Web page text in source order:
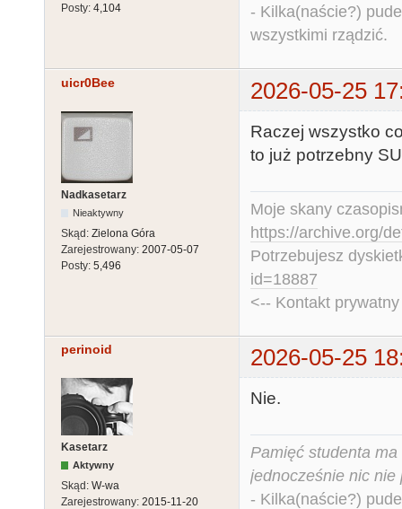
Posty: 4,104
- Kilka(naście?)
wszystkimi rządzić.
uicr0Bee 2026-05-25
Nadkasetarz
Nieaktywny
Skąd: Zielona Góra
Zarejestrowany: 2007-05-07
Posty: 5,496
Raczej wszystko
to już potrzebny
Moje skany
https://archive.org/
Potrzebujesz
id=18887
<-- Kontakt
perinoid 2026-05-25
Kasetarz
Aktywny
Skąd: W-wa
Zarejestrowany: 2015-11-20
Nie.
Pamięć studenta
jednocześnie nic nie
- Kilka(naście?)